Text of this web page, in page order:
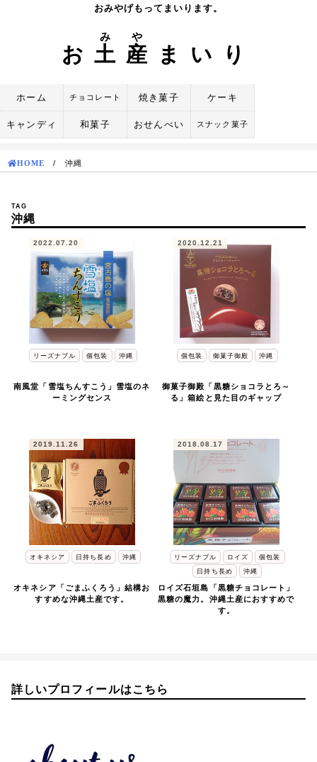
おみやげもってまいります。
お 土
み
産
や
まいり
ホーム チョコレート 焼き菓子 ケーキ
キャンディ 和菓子 おせんべい スナック菓子
HOME / 沖縄
TAG
沖縄
2022.07.20
リーズナブル 個包装 沖縄
南風堂「雪塩ちんすこう」雪塩のネ
ーミングセンス
2020.12.21
個包装 御菓子御殿 沖縄
御菓子御殿「黒糖ショコラとろ～
る」箱絵と見た目のギャップ
2019.11.26
オキネシア 日持ち長め 沖縄
オキネシア「ごまふくろう」結構お
すすめな沖縄土産です。
2018.08.17
リーズナブル ロイズ
個包装
日持ち長め
沖縄
ロイズ石垣島「黒糖チョコレート」
黒糖の魔力。沖縄土産におすすめで
す。
詳しいプロフィールはこちら